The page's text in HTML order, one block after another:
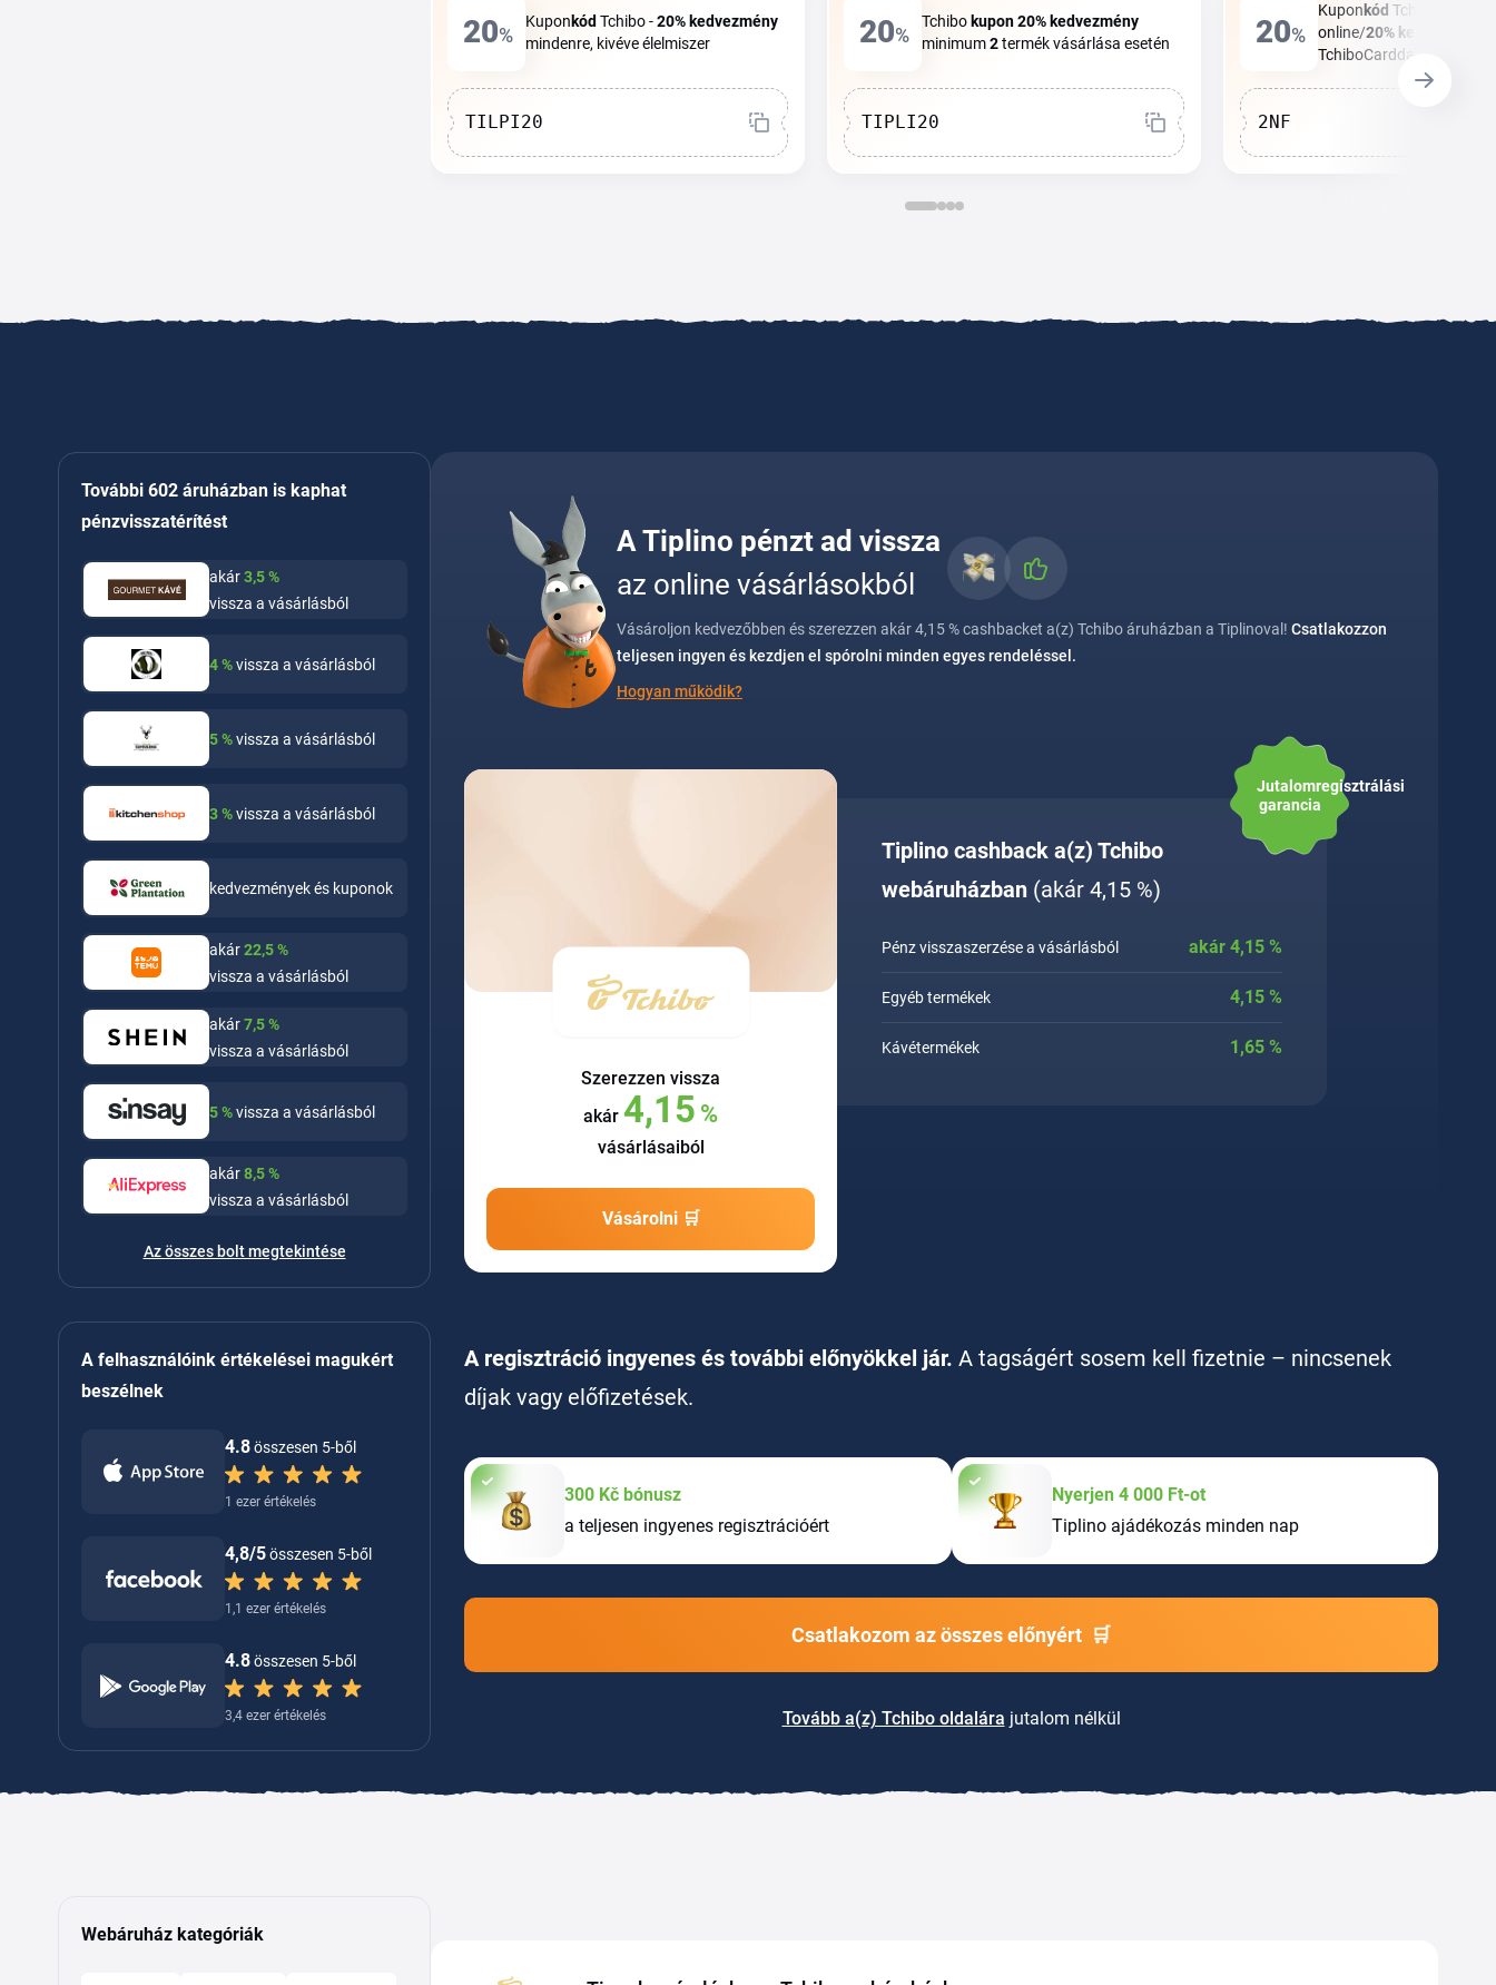
20%
Kuponkód Tchibo -20% kedvezmény
mindenre, kivéve élelmiszer
TILPI20
20%
Tchibo kupon 20% kedvezmény
minimum2termék vásárlása esetén
TIPLI20
20%
Kuponkód Tchibo -
online/20% kedvezmény
TchiboCarddal +
2NF
További 602 áruházban is kaphat
pénzvisszatérítést
akár3,5%
vissza a vásárlásból
4%vissza a vásárlásból
5%vissza a vásárlásból
3%vissza a vásárlásból
kedvezmények és kuponok
akár22,5%
vissza a vásárlásból
akár7,5%
vissza a vásárlásból
5%vissza a vásárlásból
akár8,5%
vissza a vásárlásból
Az összes bolt megtekintése
A felhasználóink értékelései magukért
beszélnek
4.8összesen 5-ből
1 ezer értékelés
4,8/5összesen 5-ből
1,1 ezer értékelés
4.8összesen 5-ből
3,4 ezer értékelés
A Tiplino pénzt ad vissza
az online vásárlásokból
Vásároljon kedvezőbben és szerezzen akár 4,15 % cashbacket a(z) Tchibo áruházban a Tiplinoval! Csatlakozzon
teljesen ingyen és kezdjen el spórolni minden egyes rendeléssel.
Hogyan működik?
Szerezzen vissza
akár 4,15 %
vásárlásaiból
Vásárolni 🛒
Tiplino cashback a(z) Tchibo
webáruházban (akár 4,15 %)
Pénz visszaszerzése a vásárlásból akár 4,15 %
Egyéb termékek 4,15 %
Kávétermékek 1,65 %
Jutalomregisztrálási
garancia
A regisztráció ingyenes és további előnyökkel jár. A tagságért sosem kell fizetnie – nincsenek
díjak vagy előfizetések.
300 Kč bónusz
a teljesen ingyenes regisztrációért
Nyerjen 4 000 Ft-ot
Tiplino ajádékozás minden nap
Csatlakozom az összes előnyért 🛒
Tovább a(z) Tchibo oldalára jutalom nélkül
Webáruház kategóriák